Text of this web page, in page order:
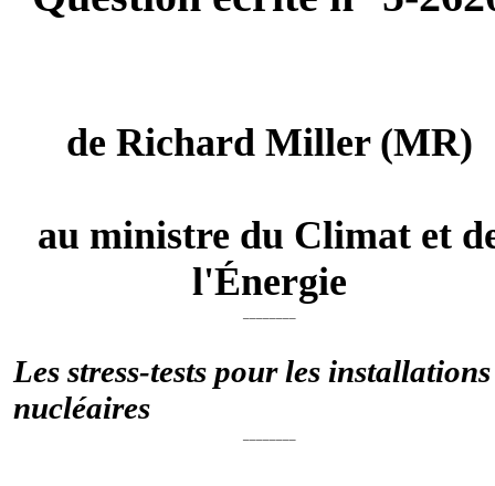
deRichard Miller(MR)
au ministre du Climat et
l'Énergie
Les stress-tests pour les installations
nucléaires